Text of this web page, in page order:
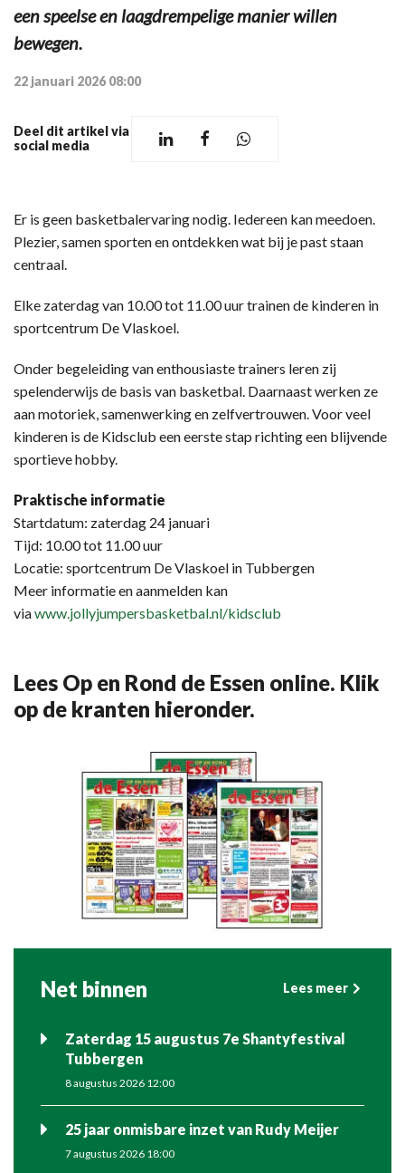
een speelse en laagdrempelige manier willen
bewegen.
22 januari 2026 08:00
Deel dit artikel via
social media
Er is geen basketbalervaring nodig. Iedereen kan meedoen.
Plezier, samen sporten en ontdekken wat bij je past staan
centraal.
Elke zaterdag van 10.00 tot 11.00 uur trainen de kinderen in
sportcentrum De Vlaskoel.
Onder begeleiding van enthousiaste trainers leren zij
spelenderwijs de basis van basketbal. Daarnaast werken ze
aan motoriek, samenwerking en zelfvertrouwen. Voor veel
kinderen is de Kidsclub een eerste stap richting een blijvende
sportieve hobby.
Praktische informatie
Startdatum: zaterdag 24 januari
Tijd: 10.00 tot 11.00 uur
Locatie: sportcentrum De Vlaskoel in Tubbergen
Meer informatie en aanmelden kan
viawww.jollyjumpersbasketbal.nl/kidsclub
Lees Op en Rond de Essen online. Klik
op de kranten hieronder.
Net binnen Lees meer
Zaterdag 15 augustus 7e Shantyfestival
Tubbergen
8 augustus 2026 12:00
25 jaar onmisbare inzet van Rudy Meijer
7 augustus 2026 18:00